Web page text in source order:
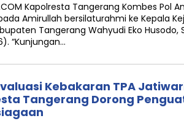
Kapolresta Tangerang Kombes Pol
Amirullah bersilaturahmi ke Kepala
Tangerang Wahyudi Eko Husodo,
“Kunjungan…
Kebakaran TPA
Tangerang Dorong